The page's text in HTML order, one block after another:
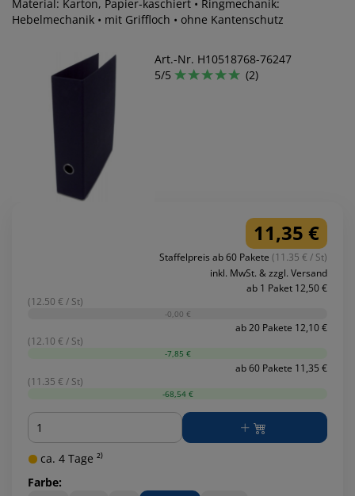
Material: Karton, Papier-kaschiert • Ringmechanik:
Hebelmechanik • mit Griffloch • ohne Kantenschutz
Art.-Nr. H10518768-76247
5/5
(2)
11,35 €
Staffelpreis ab 60 Pakete (11.35 € / St)
inkl. MwSt. & zzgl. Versand
ab 1 Paket 12,50 €
(12.50 € / St)
-0,00 €
ab 20 Pakete 12,10 €
(12.10 € / St)
-7,85 €
ab 60 Pakete 11,35 €
(11.35 € / St)
-68,54 €
Menge
ca. 4 Tage ²⁾
Farbe: